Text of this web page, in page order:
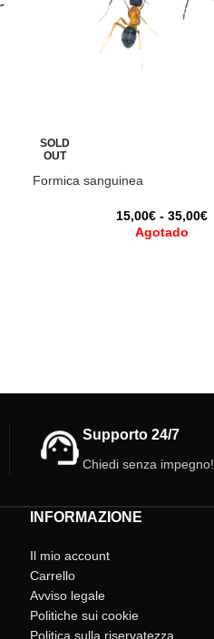
SOLD
OUT
Formica sanguinea
15,00€ - 35,00€
Agotado
Supporto 24/7
Chiedi senza impegno!
INFORMAZIONE
Il mio account
Carrello
Avviso legale
Politiche sui cookie
Politica sulla riservatezza